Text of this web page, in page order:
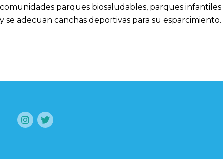
comunidades parques biosaludables, parques infantiles
y se adecuan canchas deportivas para su esparcimiento.